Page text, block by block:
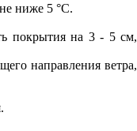
ниже 5 °С.
покрытия на 3 - 5 см,
направления ветра,